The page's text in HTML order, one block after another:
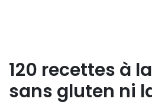
120 recettes à
sans gluten ni